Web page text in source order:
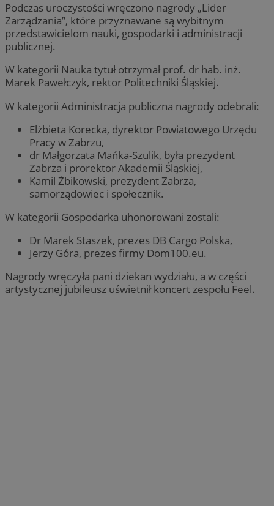
Podczas uroczystości wręczono nagrody „Lider
Zarządzania”, które przyznawane są wybitnym
przedstawicielom nauki, gospodarki i administracji
publicznej.
W kategorii Nauka tytuł otrzymał prof. dr hab. inż.
Marek Pawełczyk, rektor Politechniki Śląskiej.
W kategorii Administracja publiczna nagrody odebrali:
Elżbieta Korecka, dyrektor Powiatowego Urzędu
Pracy w Zabrzu,
dr Małgorzata Mańka-Szulik, była prezydent
Zabrza i prorektor Akademii Śląskiej,
Kamil Żbikowski, prezydent Zabrza,
samorządowiec i społecznik.
W kategorii Gospodarka uhonorowani zostali:
Dr Marek Staszek, prezes DB Cargo Polska,
Jerzy Góra, prezes firmy Dom100.eu.
Nagrody wręczyła pani dziekan wydziału, a w części
artystycznej jubileusz uświetnił koncert zespołu Feel.